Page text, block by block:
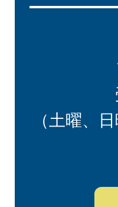
（土曜、